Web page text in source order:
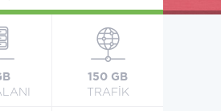
150 GB
TRAFİK